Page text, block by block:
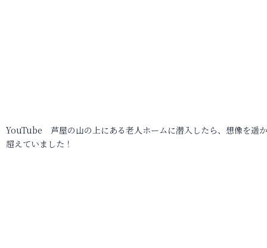
YouTube 芦屋の山の上にある老人ホームに潜入したら、想像を遥
超えていました！